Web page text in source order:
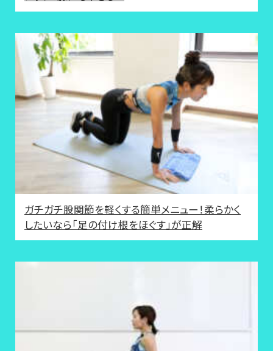
ガチガチ股関節を軽くする簡単メニュー！柔らかく
したいなら「足の付け根をほぐす」が正解